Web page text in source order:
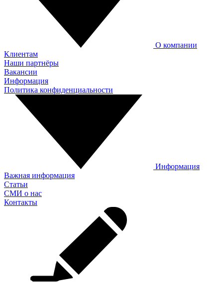
О компании
Клиентам
Наши партнёры
Вакансии
Информация
Политика конфиденциальности
Информация
Важная информация
Статьи
СМИ о нас
Контакты